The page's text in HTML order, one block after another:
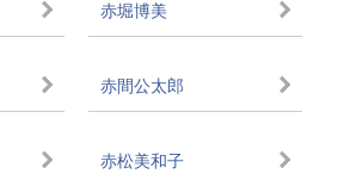
赤堀博美
赤間公太郎
赤松美和子